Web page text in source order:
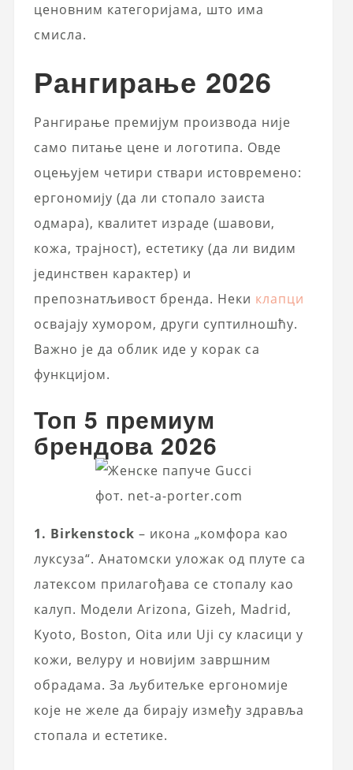
ценовним категоријама, што има
смисла.
Рангирање 2026
Рангирање премијум производа није
само питање цене и логотипа. Овде
оцењујем четири ствари истовремено:
ергономију (да ли стопало заиста
одмара), квалитет израде (шавови,
кожа, трајност), естетику (да ли видим
јединствен карактер) и
препознатљивост бренда. Неки клапци
освајају хумором, други суптилношћу.
Важно је да облик иде у корак са
функцијом.
Топ 5 премиум
брендова 2026
фот. net-a-porter.com
1. Birkenstock – икона „комфора као
луксуза“. Анатомски уложак од плуте са
латексом прилагођава се стопалу као
калуп. Модели Arizona, Gizeh, Madrid,
Kyoto, Boston, Oita или Uji су класици у
кожи, велуру и новијим завршним
обрадама. За љубитељке ергономије
које не желе да бирају између здравља
стопала и естетике.